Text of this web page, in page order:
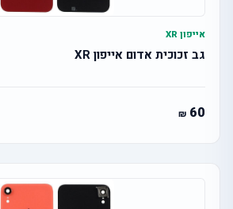
אייפון XR
גב זכוכית אדום אייפון XR
60